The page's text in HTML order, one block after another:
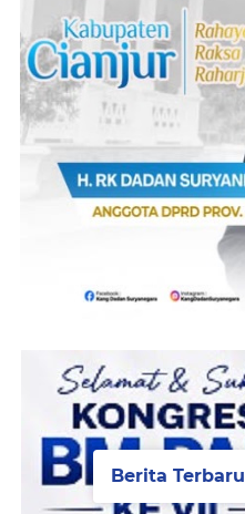
Berita Terbaru